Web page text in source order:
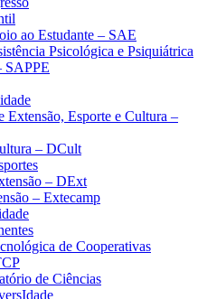
ao Estudante – SAE
Psicológica e Psiquiátrica
SAPPE
Extensão, Esporte e Cultura –
– DCult
– DExt
– Extecamp
de Cooperativas
de Ciências